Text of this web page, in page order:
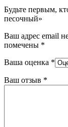
Будьте первым,
песочный»
Ваш адрес email
помечены *
Ваша оценка *
Ваш отзыв *